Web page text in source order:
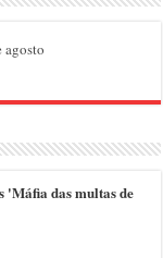
agosto
'Máfia das multas de